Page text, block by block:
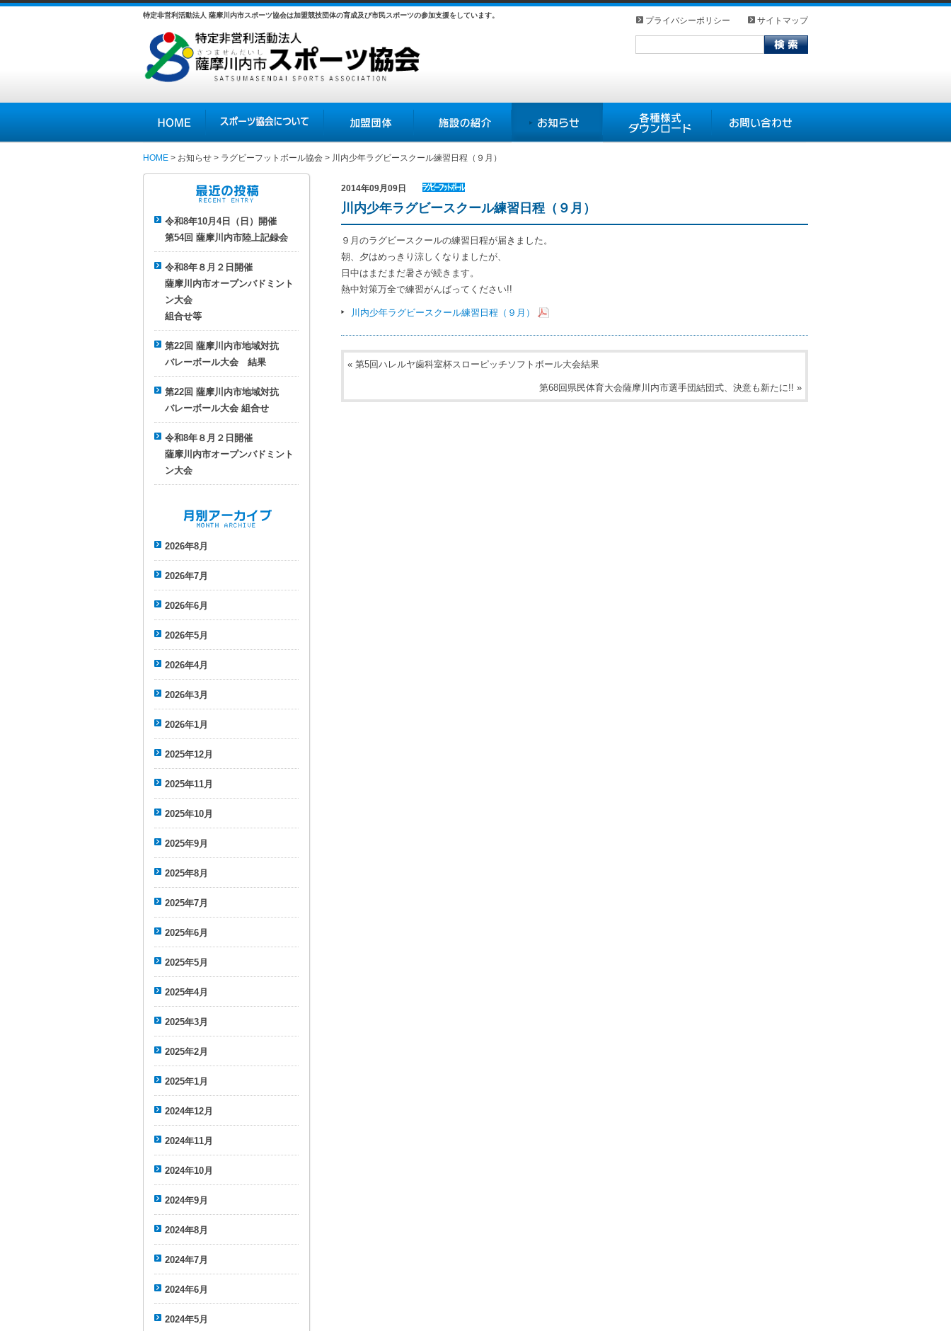
特定非営利活動法人 薩摩川内市スポーツ協会は加盟競技団体の育成及び市民スポーツの参加支援をしています。
プライバシーポリシー サイトマップ
スポーツ協会について 加盟団体 施設の紹介
HOME > お知らせ > ラグビーフットボール協会 > 川内少年ラグビースクール練習日程（９月）
令和8年10月4日（日）開催
第54回 薩摩川内市陸上記録会
令和8年８月２日開催
薩摩川内市オープンバドミント
ン大会
組合せ等
第22回 薩摩川内市地域対抗
バレーボール大会 結果
第22回 薩摩川内市地域対抗
バレーボール大会 組合せ
令和8年８月２日開催
薩摩川内市オープンバドミント
ン大会
2026年8月
2026年7月
2026年6月
2026年5月
2026年4月
2026年3月
2026年1月
2025年12月
2025年11月
2025年10月
2025年9月
2025年8月
2025年7月
2025年6月
2025年5月
2025年4月
2025年3月
2025年2月
2025年1月
2024年12月
2024年11月
2024年10月
2024年9月
2024年8月
2024年7月
2024年6月
2024年5月
2014年09月09日
ラグビー
フットボ
川内少年ラグビースクール練習日程（９月）
９月のラグビースクールの練習日程が届きました。
朝、夕はめっきり涼しくなりましたが、
日中はまだまだ暑さが続きます。
熱中対策万全で練習がんばってください!!
川内少年ラグビースクール練習日程（９月）
« 第5回ハレルヤ歯科室杯スローピッチソフトボール大会結果
第68回県民体育大会薩摩川内市選手団結団式、決意も新たに!! »